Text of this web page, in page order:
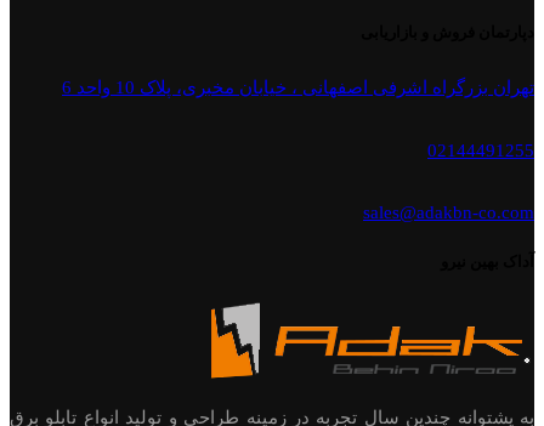
تهران بزرگراه اشرفی اصفهانی ، خیابان مخبری، پلاک 10 واحد 6
02144491255
sales@adakbn-co.com
به پشتوانه چندین سال تجربه در زمینه طراحی و تولید انواع تابلو برق